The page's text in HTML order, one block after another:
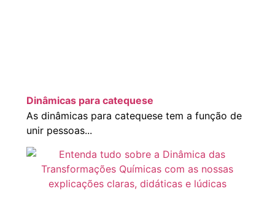
Dinâmicas para catequese
As dinâmicas para catequese tem a função de
unir pessoas...